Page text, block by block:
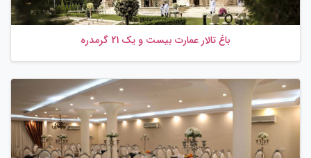
باغ تالار عمارت بیست و یک 21 گرمدره